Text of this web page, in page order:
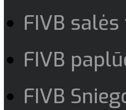
FIVB
FIVB
FIVB